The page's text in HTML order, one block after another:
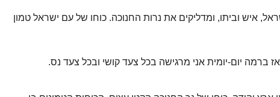
איש וביתו, ומדליקים את נרות החנוכה. כוחו של עם ישראל טמון
ברמה יום-יומית אני מרגישה בכל צעד קושי ובכל צעד נס.